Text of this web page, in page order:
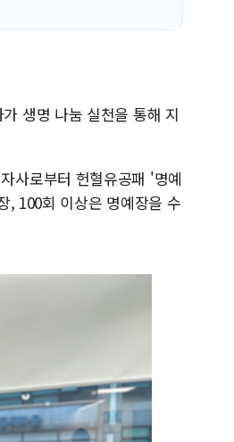
생명 나눔 실천을 통해 지
사로부터 헌혈유공패 '명예
, 100회 이상은 명예장을 수